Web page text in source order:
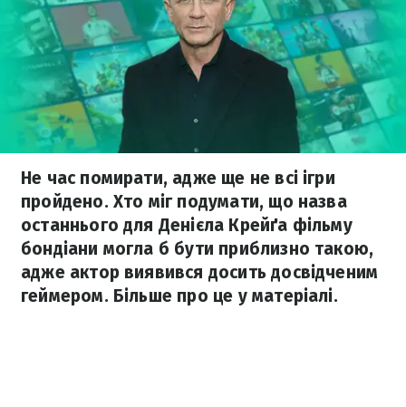
Не час помирати, адже ще не всі ігри
пройдено. Хто міг подумати, що назва
останнього для Денієла Крейґа фільму
бондіани могла б бути приблизно такою,
адже актор виявився досить досвідченим
геймером. Більше про це у матеріалі.